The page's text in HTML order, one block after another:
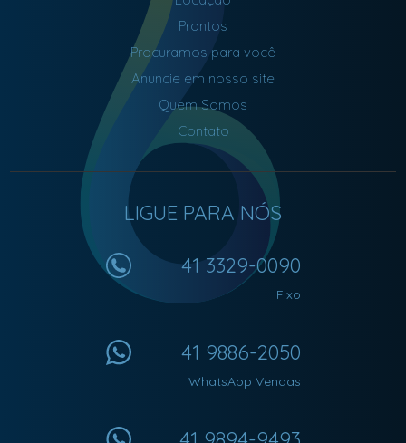
Prontos
Procuramos para você
Anuncie em nosso site
Quem Somos
Contato
LIGUE PARA NÓS
41 3329-0090
Fixo
41 9886-2050
WhatsApp Vendas